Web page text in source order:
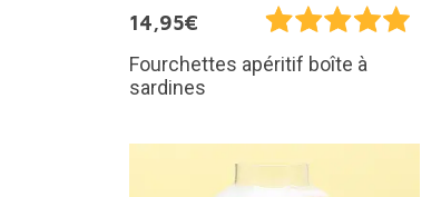
14,95€
Fourchettes apéritif boîte à
sardines